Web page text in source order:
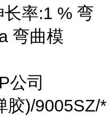
率:1 % 弯
弯曲模
公司
胶)/9005SZ/*